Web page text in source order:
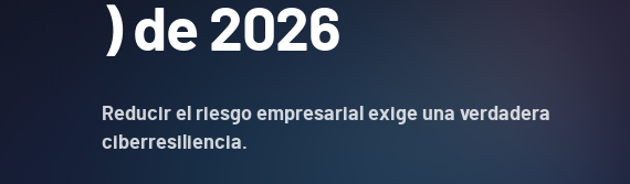
) de 2026
Reducir el riesgo empresarial exige una verdadera
ciberresiliencia.